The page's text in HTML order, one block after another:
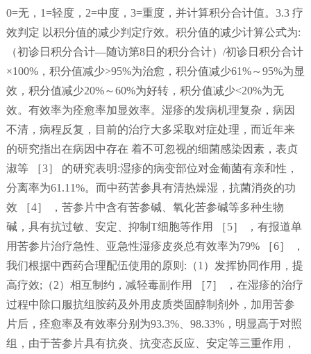
0=无，1=轻度，2=中度，3=重度，并计算积分合计值。3.3 疗
效判定 以积分值的减少判定疗效。积分值的减少计算公式为:
（初诊日积分合计―随访第8日的积分合计）/初诊日积分合计
×100%，积分值减少>95%为治愈，积分值减少61%～95%为显
效，积分值减少20%～60%为好转，积分值减少<20%为无
效。有效率为痊愈率加显效率。湿疹的发病机理复杂，病因
不清，病程反复，目前的治疗大多采取对症处理，而近年来
的研究指出在病因中存在 着不可忽视的细菌感染因素，表贞
淑等 ［3］ 的研究表明:湿疹的病变部位对金葡菌有亲和性，
分离率为61.11%。而中药苦参具有清热燥湿，抗菌消炎的功
效 ［4］ ，苦参片中含有苦参碱、氧化苦参碱等多种生物
碱，具有抗过敏、安定、抑制T细胞等作用 ［5］ ，有报道单
用苦参片治疗急性、亚急性湿疹皮炎总有效率为79% ［6］ ，
我们根据中西药合理配伍使用的原则:（1）发挥协同作用，提
高疗效;（2）相互制约，减轻毒副作用 ［7］ ，在湿疹的治疗
过程中除口服抗组胺药及外用皮质类固醇制剂外，加用苦参
片后，痊愈率及有效率分别为93.3%、98.33%，明显高于对照
组，由于苦参片具有抗炎、抗变态反应、安定等三重作用，